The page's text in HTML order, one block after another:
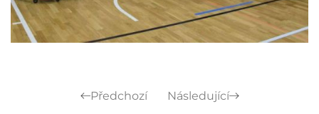
Předchozí Následující